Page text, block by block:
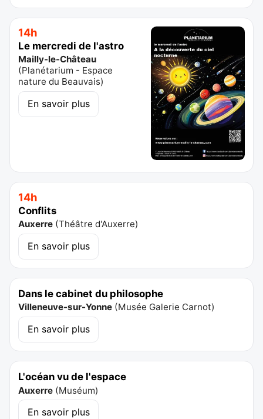
14h
Le mercredi de l'astro
Mailly-le-Château
(Planétarium - Espace
nature du Beauvais)
En savoir plus
14h
Conflits
Auxerre (Théâtre d'Auxerre)
En savoir plus
Dans le cabinet du philosophe
Villeneuve-sur-Yonne (Musée Galerie Carnot)
En savoir plus
L'océan vu de l'espace
Auxerre (Muséum)
En savoir plus